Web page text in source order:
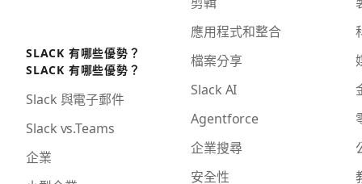
SLACK 有哪些優勢？
SLACK 有哪些優勢？
Slack 與電子郵件
Slack vs.Teams
企業
應用程式和整合
檔案分享
Slack AI
Agentforce
企業搜尋
安全性